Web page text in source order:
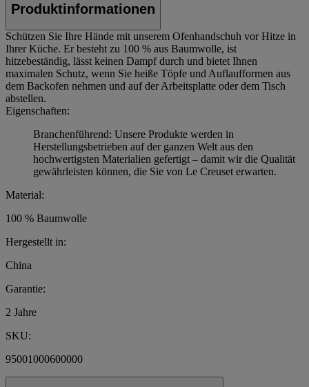
Produktinformationen
Schützen Sie Ihre Hände mit unserem Ofenhandschuh vor Hitze in
Ihrer Küche. Er besteht zu 100 % aus Baumwolle, ist
hitzebeständig, lässt keinen Dampf durch und bietet Ihnen
maximalen Schutz, wenn Sie heiße Töpfe und Auflaufformen aus
dem Backofen nehmen und auf der Arbeitsplatte oder dem Tisch
abstellen.
Eigenschaften:
Branchenführend: Unsere Produkte werden in
Herstellungsbetrieben auf der ganzen Welt aus den
hochwertigsten Materialien gefertigt – damit wir die Qualität
gewährleisten können, die Sie von Le Creuset erwarten.
Material:
100 % Baumwolle
Hergestellt in:
China
Garantie:
2 Jahre
SKU:
95001000600000